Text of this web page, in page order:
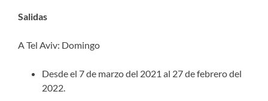
Salidas
A Tel Aviv: Domingo
Desde el 7 de marzo del 2021 al 27 de febrero del
2022.